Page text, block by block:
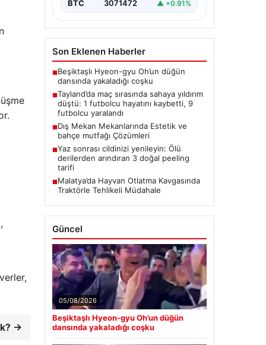
→
BTC 3071472 ▲ +0.91%
Son Eklenen Haberler
■Beşiktaşlı Hyeon-gyu Oh’un düğün
dansında yakaladığı coşku
■Tayland’da maç sırasında sahaya yıldırım
düştü: 1 futbolcu hayatını kaybetti, 9
futbolcu yaralandı
■Dış Mekan Mekanlarında Estetik ve
bahçe mutfağı Çözümleri
■Yaz sonrası cildinizi yenileyin: Ölü
derilerden arındıran 3 doğal peeling
tarifi
■Malatya’da Hayvan Otlatma Kavgasında
Traktörle Tehlikeli Müdahale
Güncel
05/08/2026
Beşiktaşlı Hyeon-gyu Oh’un düğün
dansında yakaladığı coşku